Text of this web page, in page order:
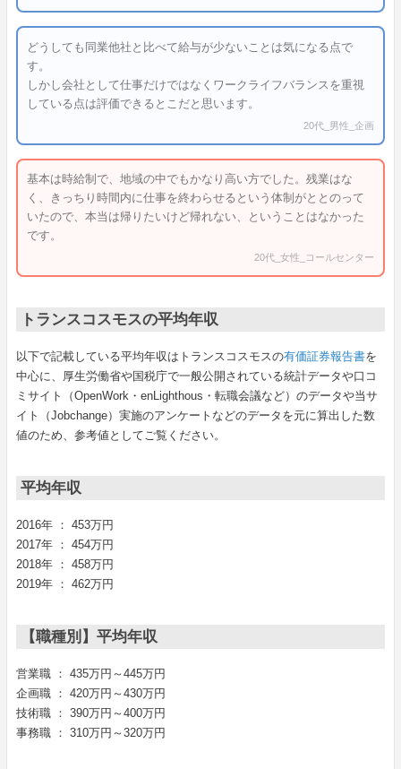
どうしても同業他社と比べて給与が少ないことは気になる点で
す。
しかし会社として仕事だけではなくワークライフバランスを重視
している点は評価できるとこだと思います。
20代_男性_企画
基本は時給制で、地域の中でもかなり高い方でした。残業はな
く、きっちり時間内に仕事を終わらせるという体制がととのって
いたので、本当は帰りたいけど帰れない、ということはなかった
です。
20代_女性_コールセンター
トランスコスモスの平均年収
以下で記載している平均年収はトランスコスモスの有価証券報告書を
中心に、厚生労働省や国税庁で一般公開されている統計データや口コ
ミサイト（OpenWork・enLighthous・転職会議など）のデータや当サ
イト（Jobchange）実施のアンケートなどのデータを元に算出した数
値のため、参考値としてご覧ください。
平均年収
2016年 ： 453万円
2017年 ： 454万円
2018年 ： 458万円
2019年 ： 462万円
【職種別】平均年収
営業職 ： 435万円～445万円
企画職 ： 420万円～430万円
技術職 ： 390万円～400万円
事務職 ： 310万円～320万円